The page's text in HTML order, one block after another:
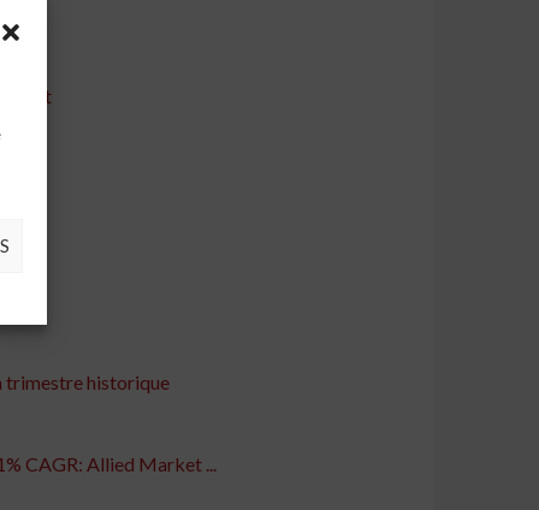
trimestre historique
CAGR: Allied Market ...